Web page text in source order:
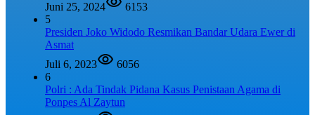
Juni 25, 2024
6153
5
Presiden Joko Widodo Resmikan Bandar Udara Ewer di
Asmat
Juli 6, 2023
6056
6
Polri : Ada Tindak Pidana Kasus Penistaan Agama di
Ponpes Al Zaytun